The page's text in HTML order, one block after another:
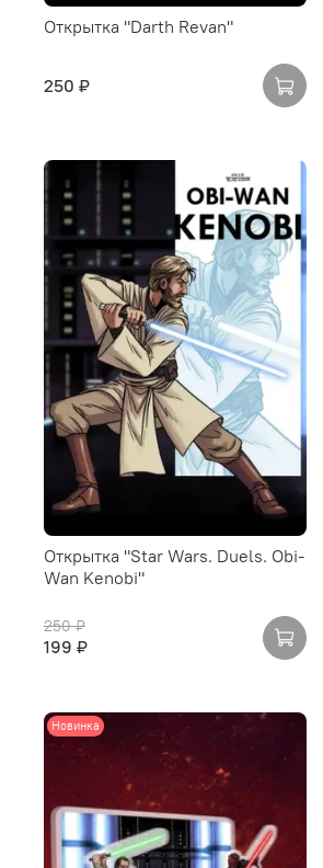
Открытка "Darth Revan"
250 ₽
Открытка "Star Wars. Duels. Obi-
Wan Kenobi"
250 ₽
199 ₽
Новинка